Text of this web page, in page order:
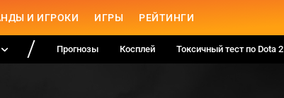
И ИГРОКИ ИГРЫ РЕЙТИНГИ
Прогнозы Косплей Токсичный тест по Dota 2